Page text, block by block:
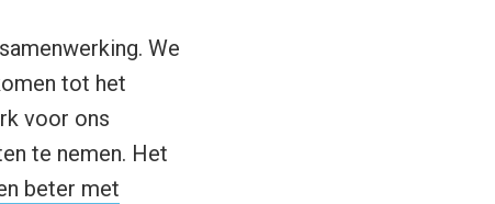
We
tot het
voor ons
te nemen. Het
beter met